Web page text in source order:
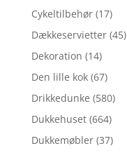
Cykeltilbehør (17)
Dækkeservietter (45)
Dekoration (14)
Den lille kok (67)
Drikkedunke (580)
Dukkehuset (664)
Dukkemøbler (37)